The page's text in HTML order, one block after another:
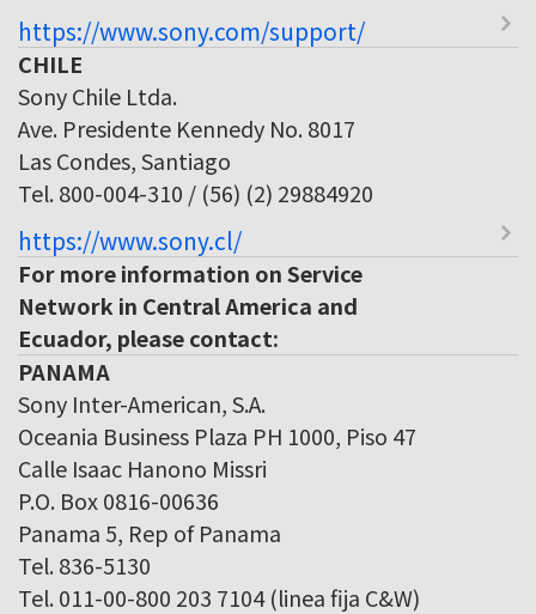
https://www.sony.com/support/
CHILE
Sony Chile Ltda.
Ave. Presidente Kennedy No. 8017
Las Condes, Santiago
Tel. 800-004-310 / (56) (2) 29884920
https://www.sony.cl/
For more information on Service
Network in Central America and
Ecuador, please contact:
PANAMA
Sony Inter-American, S.A.
Oceania Business Plaza PH 1000, Piso 47
Calle Isaac Hanono Missri
P.O. Box 0816-00636
Panama 5, Rep of Panama
Tel. 836-5130
Tel. 011-00-800 203 7104 (linea fija C&W)